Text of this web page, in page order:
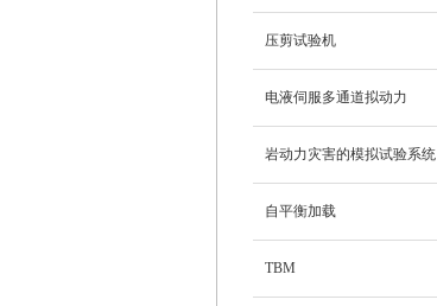
压剪试验机
电液伺服多通道拟动力
岩动力灾害的模拟试验系统
自平衡加载
TBM